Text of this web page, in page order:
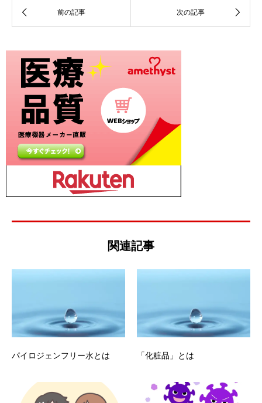
関連記事
パイロジェンフリー水とは 「化粧品」とは